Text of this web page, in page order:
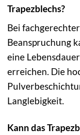
Trapezblechs?
Bei
Beanspruchung
eine
erreichen. Die
Langlebigkeit.
Kann das